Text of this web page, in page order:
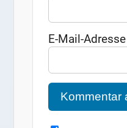
E-Mail-Adresse